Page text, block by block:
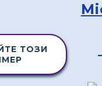
ТОЗИ